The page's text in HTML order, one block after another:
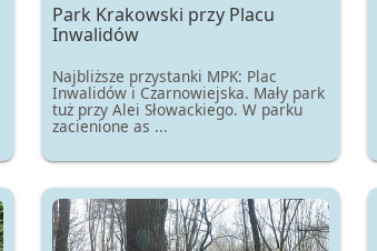
Park Krakowski przy Placu
Inwalidów
Najbliższe przystanki MPK: Plac
Inwalidów i Czarnowiejska. Mały park
tuż przy Alei Słowackiego. W parku
zacienione as ...